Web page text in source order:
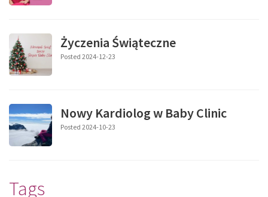
Życzenia Świąteczne
Posted 2024-12-23
Nowy Kardiolog w Baby Clinic
Posted 2024-10-23
Tags